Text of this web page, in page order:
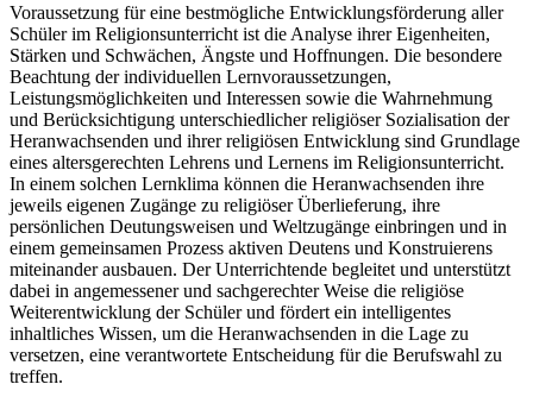
Voraussetzung für eine bestmögliche Entwicklungsförderung aller
Schüler im Religionsunterricht ist die Analyse ihrer Eigenheiten,
Stärken und Schwächen, Ängste und Hoffnungen. Die besondere
Beachtung der individuellen Lernvoraussetzungen,
Leistungsmöglichkeiten und Interessen sowie die Wahrnehmung
und Berücksichtigung unterschiedlicher religiöser Sozialisation der
Heranwachsenden und ihrer religiösen Entwicklung sind Grundlage
eines altersgerechten Lehrens und Lernens im Religionsunterricht.
In einem solchen Lernklima können die Heranwachsenden ihre
jeweils eigenen Zugänge zu religiöser Überlieferung, ihre
persönlichen Deutungsweisen und Weltzugänge einbringen und in
einem gemeinsamen Prozess aktiven Deutens und Konstruierens
miteinander ausbauen. Der Unterrichtende begleitet und unterstützt
dabei in angemessener und sachgerechter Weise die religiöse
Weiterentwicklung der Schüler und fördert ein intelligentes
inhaltliches Wissen, um die Heranwachsenden in die Lage zu
versetzen, eine verantwortete Entscheidung für die Berufswahl zu
treffen.